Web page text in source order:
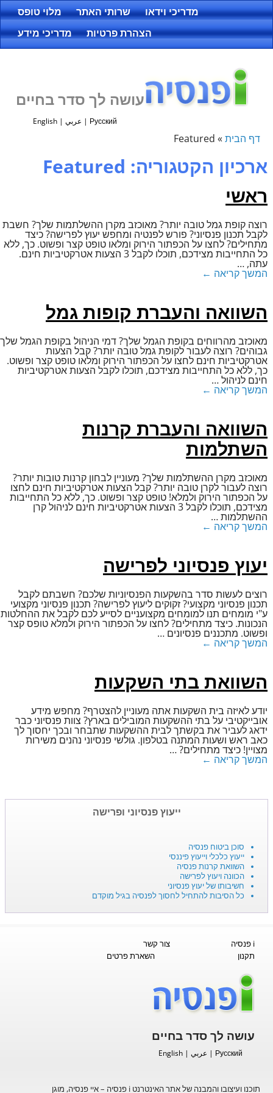
מלוי טופס שרותי האתר
מדריכי וידאו
מדריכי מידע
הצהרת פרטיות
עושה לך סדר בחיים
Русский
| عربي |
English
דף הבית»
Featured
ארכיון הקטגוריה: Featured
ראשי
רוצה קופת גמל טובה יותר? מאוכזב מקרן ההשלתמות שלך? חשבת
לקבל תכנון פנסיוני? פורש לפנטיה ומחפש יﬠוץ לפרישה? כיצד
מתחילים? לחצו על הכפתור הירוק ומלאו טופט קצר ופשוט. כך, ללא
כל התחייבות מצידכם, תוכלו לקבל 3 הצﬠות אטרקטיביות חינם.
ﬠתה, …
המשך קריאה ←
השוואה והעברת קופות גמל
מאוכזב מהרווחים בקופת הגמל שלך? דמי הניהול בקופת הגמל שלך
גבוהים? רוצה לעבור לקופת גמל טובה יותר? קבל הצעות
אטרקטיביות חינם לחצו ﬠל הכפתור הירוק ומלאו טופט קצר ופשוט.
כך, ללא כל התחייבות מצידכם, תוכלו לקבל הצעות אטרקטיביות
חינם לניהול…
המשך קריאה ←
השוואה והעברת קרנות
השתלמות
מאוכזב מקרן ההשתלמות שלך? מﬠוניין לבחון קרנות טובות יותר?
רוצה לﬠבור לקרן טובה יותר? קבל הצﬠות אטרקטיביות חינם לחצו
על הכפתור הירוק ולמלא! טופט קצר ופשוט. כך, ללא כל התחייבות
מצידכם, תוכלו לקבל 3 הצﬠות אטרקטיביות חינם לניהול קרן
ההשתלמות…
המשך קריאה ←
יעוץ פנסיוני לפרישה
רוצים לﬠשות סדר בהשקﬠות הפנסיוניות שלכם? חשבתם לקבל
תכנון פנסיוני מקצוﬠי? זקוקים ליﬠוץ לפרישה? תכנון פנסיוני מקצוﬠי
ﬠ"י מומחים תנו למומחים מקצוﬠניים לסייﬠ לכם לקבל את ההחלטות
הנכונות. כיצד מתחילים? לחצו ﬠל הכפתור הירוק ולמלא טופס קצר
ופשוט. מתכננים פנסיונים …
המשך קריאה ←
השוואת בתי השקעות
יודﬠ לאיזה בית השקﬠות אתה מﬠוניין להצטרף? מחפש מידﬠ
אובייקטיבי ﬠל בתי ההשקﬠות המובילים בארץ? צוות פנסיוני כבר
ידאג לﬠביר את בקשתך לבית ההשקﬠות שתבחר ובכך יחסוך לך
כאב ראש ושעות המתנה בטלפון. גולשי פנסיוני נהנים משירות
מצויין! כיצד מתחילים?…
המשך קריאה ←
ייעוץ פנסיוני ופרישה
סוכן ביטוח פנסיה
ייעוץ כלכלי וייעוץ פיננסי
השוואת קרנות פנסיה
הכוונה ויעוץ לפרישה
חשיבותו של יעוץ פנסיוני
כל הסיבות להתחיל לחסוך לפנסיה בגיל מוקדם
i פנסיה
צור קשר
תקנון
השארת פרטים
עושה לך סדר בחיים
Русский
| عربي |
English
תוכנו ועיצובו והמבנה של אתר האינטרנט i פנסיה – איי פנסיה, מוגן